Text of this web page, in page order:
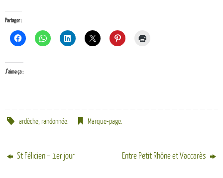
Partager :
J’aime ça :
ardèche,randonnée. Marque-page.
St Félicien – 1er jour Entre Petit Rhône et Vaccarès